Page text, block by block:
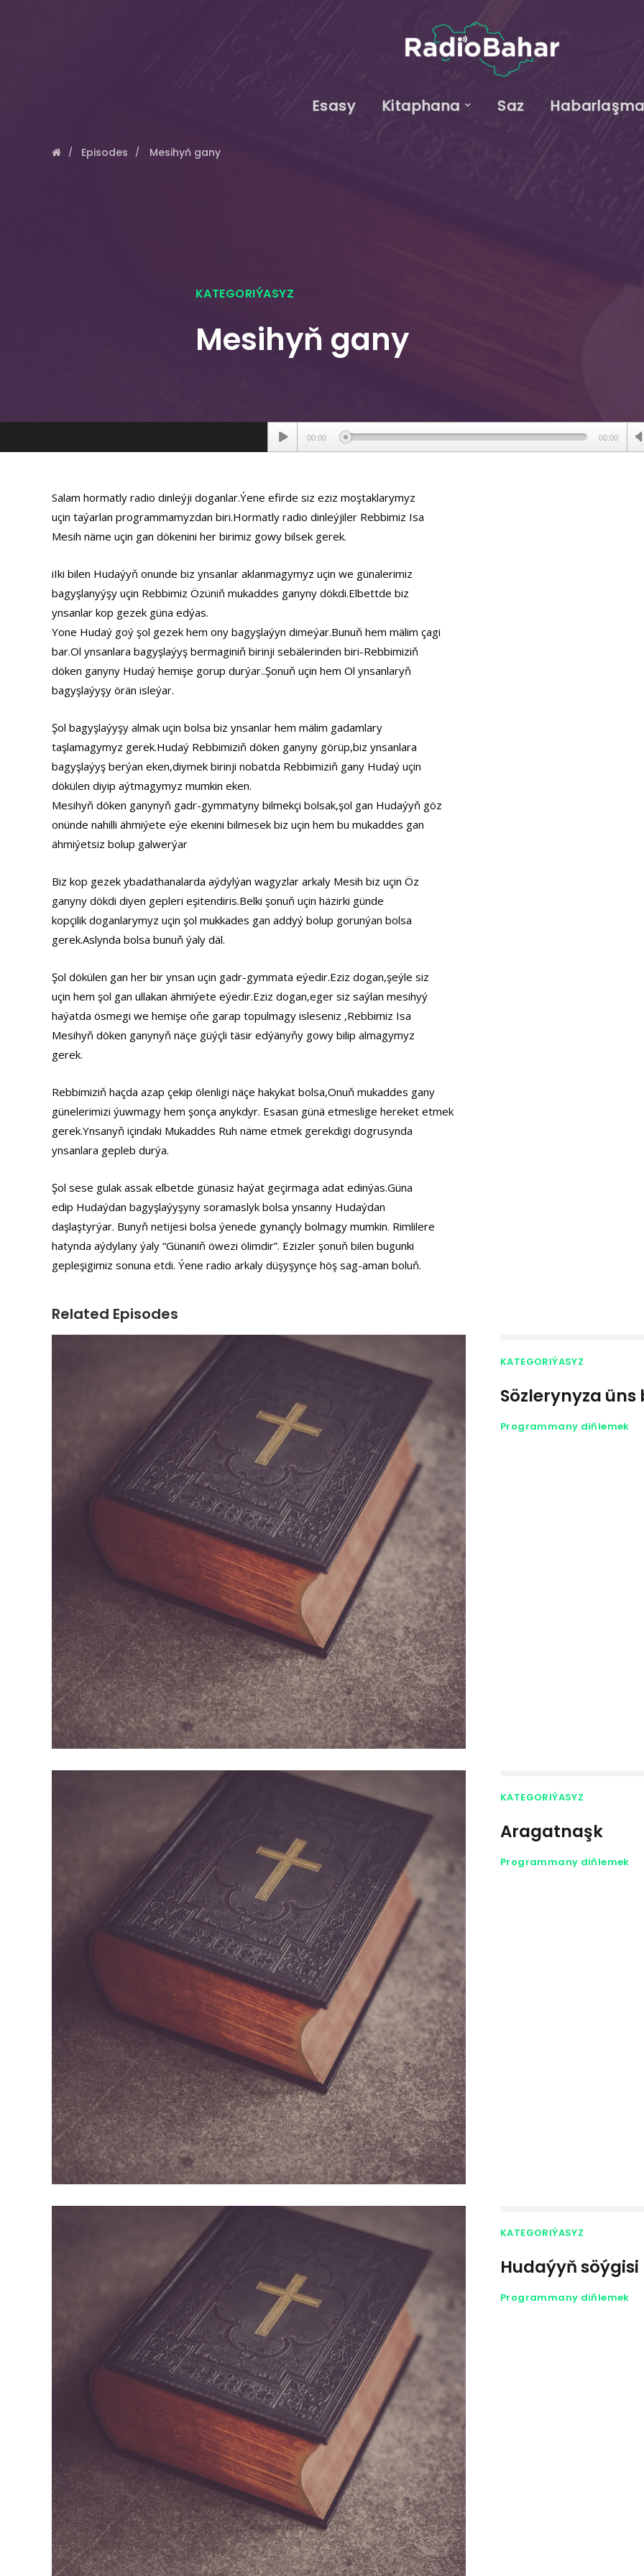
Esasy Kitaphana Saz
Episodes Mesihyň gany
KATEGORIÝASYZ
Mesihyň gany
Аудиоплеер
00:00 00:00
Salam hormatly radio dinleýji doganlar.Ýene efirde siz eziz moştaklarymyz
uçin taýarlan programmamyzdan biri.Hormatly radio dinleýjiler Rebbimiz Isa
Mesih näme uçin gan dökenini her birimiz gowy bilsek gerek.
iIki bilen Hudaýyň onunde biz ynsanlar aklanmagymyz uçin we günalerimiz
bagyşlanyýşy uçin Rebbimiz Özüniň mukaddes ganyny dökdi.Elbettde biz
ynsanlar kop gezek güna edýas.
Yone Hudaý goý şol gezek hem ony bagyşlaýyn dimeýar.Bunuň hem mälim çagi
bar.Ol ynsanlara bagyşlaýyş bermaginiň birinji sebälerinden biri-Rebbimiziň
döken ganyny Hudaý hemişe gorup durýar..Şonuň uçin hem Ol ynsanlaryň
bagyşlaýyşy örän isleýar.
Şol bagyşlaýyşy almak uçin bolsa biz ynsanlar hem mälim gadamlary
taşlamagymyz gerek.Hudaý Rebbimiziň döken ganyny görüp,biz ynsanlara
bagyşlaýyş berýan eken,diymek birinji nobatda Rebbimiziň gany Hudaý uçin
dökülen diyip aýtmagymyz mumkin eken.
Mesihyň döken ganynyň gadr-gymmatyny bilmekçi bolsak,şol gan Hudaýyň göz
onünde nahilli ähmiýete eýe ekenini bilmesek biz uçin hem bu mukaddes gan
ähmiýetsiz bolup galwerýar
Biz kop gezek ybadathanalarda aýdylýan wagyzlar arkaly Mesih biz uçin Öz
ganyny dökdi diyen gepleri eşitendiris.Belki şonuň uçin häzirki günde
kopçilik doganlarymyz uçin şol mukkades gan addyý bolup gorunýan bolsa
gerek.Aslynda bolsa bunuň ýaly däl.
Şol dökülen gan her bir ynsan uçin gadr-gymmata eýedir.Eziz dogan,şeýle siz
uçin hem şol gan ullakan ähmiýete eýedir.Eziz dogan,eger siz saýlan mesihyý
haýatda ösmegi we hemişe oňe garap topulmagy isleseniz ,Rebbimiz Isa
Mesihyň döken ganynyň näçe güýçli täsir edýänyňy gowy bilip almagymyz
gerek.
Rebbimiziň haçda azap çekip ölenligi näçe hakykat bolsa,Onuň mukaddes gany
günelerimizi ýuwmagy hem şonça anykdyr. Esasan günä etmeslige hereket etmek
gerek.Ynsanyň içindaki Mukaddes Ruh näme etmek gerekdigi dogrusynda
ynsanlara gepleb durýa.
Şol sese gulak assak elbetde günasiz haýat geçirmaga adat edinýas.Güna
edip Hudaýdan bagyşlaýyşyny soramaslyk bolsa ynsanny Hudaýdan
daşlaştyrýar. Bunyň netijesi bolsa ýenede gynançly bolmagy mumkin. Rimlilere
hatynda aýdylany ýaly “Günaniň öwezi ölimdir”. Ezizler şonuň bilen bugunki
gepleşigimiz sonuna etdi. Ýene radio arkaly düşyşynçe höş sag-aman boluň.
Related Episodes
KATEGORIÝASYZ
Sözlerynyza üns
Programmany diňlemek
KATEGORIÝASYZ
Aragatnaşk
Programmany diňlemek
KATEGORIÝASYZ
Hudaýyň söýgisi
Programmany diňlemek